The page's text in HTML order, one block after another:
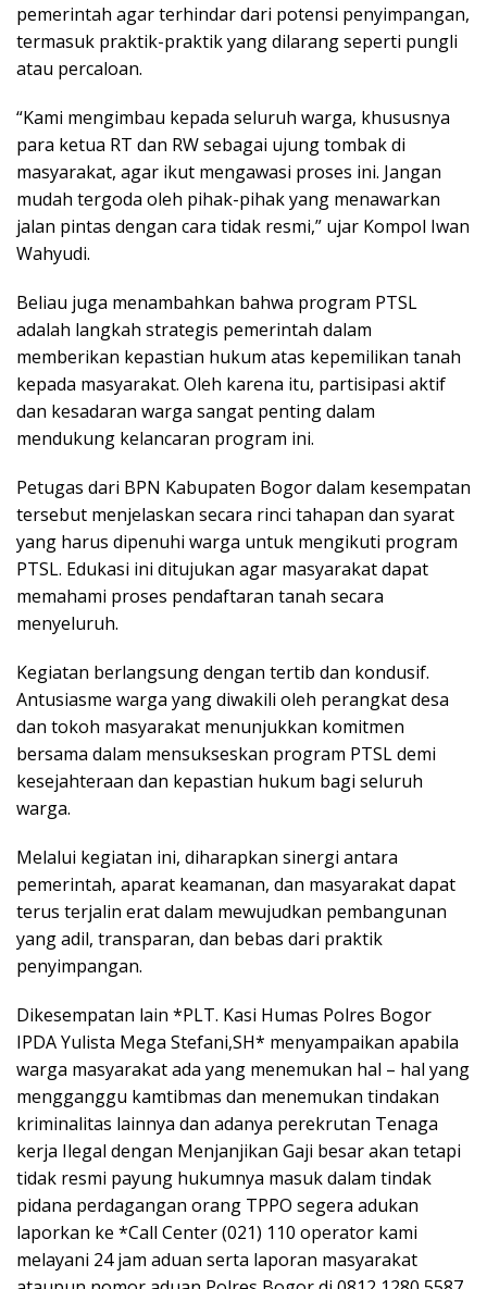
pemerintah agar terhindar dari potensi penyimpangan,
termasuk praktik-praktik yang dilarang seperti pungli
atau percaloan.
“Kami mengimbau kepada seluruh warga, khususnya
para ketua RT dan RW sebagai ujung tombak di
masyarakat, agar ikut mengawasi proses ini. Jangan
mudah tergoda oleh pihak-pihak yang menawarkan
jalan pintas dengan cara tidak resmi,” ujar Kompol Iwan
Wahyudi.
Beliau juga menambahkan bahwa program PTSL
adalah langkah strategis pemerintah dalam
memberikan kepastian hukum atas kepemilikan tanah
kepada masyarakat. Oleh karena itu, partisipasi aktif
dan kesadaran warga sangat penting dalam
mendukung kelancaran program ini.
Petugas dari BPN Kabupaten Bogor dalam kesempatan
tersebut menjelaskan secara rinci tahapan dan syarat
yang harus dipenuhi warga untuk mengikuti program
PTSL. Edukasi ini ditujukan agar masyarakat dapat
memahami proses pendaftaran tanah secara
menyeluruh.
Kegiatan berlangsung dengan tertib dan kondusif.
Antusiasme warga yang diwakili oleh perangkat desa
dan tokoh masyarakat menunjukkan komitmen
bersama dalam mensukseskan program PTSL demi
kesejahteraan dan kepastian hukum bagi seluruh
warga.
Melalui kegiatan ini, diharapkan sinergi antara
pemerintah, aparat keamanan, dan masyarakat dapat
terus terjalin erat dalam mewujudkan pembangunan
yang adil, transparan, dan bebas dari praktik
penyimpangan.
Dikesempatan lain *PLT. Kasi Humas Polres Bogor
IPDA Yulista Mega Stefani,SH* menyampaikan apabila
warga masyarakat ada yang menemukan hal – hal yang
mengganggu kamtibmas dan menemukan tindakan
kriminalitas lainnya dan adanya perekrutan Tenaga
kerja Ilegal dengan Menjanjikan Gaji besar akan tetapi
tidak resmi payung hukumnya masuk dalam tindak
pidana perdagangan orang TPPO segera adukan
laporkan ke *Call Center (021) 110 operator kami
melayani 24 jam aduan serta laporan masyarakat